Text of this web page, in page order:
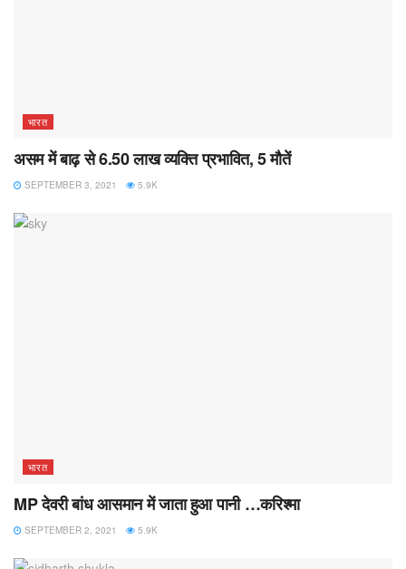
भारत
असम में बाढ़ से 6.50 लाख व्यक्ति प्रभावित, 5 मौतें
SEPTEMBER 3, 2021 5.9K
भारत
MP देवरी बांध आसमान में जाता हुआ पानी …करिश्मा
SEPTEMBER 2, 2021 5.9K